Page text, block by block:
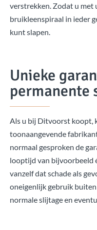
verstrekken. Zodat u met
bruikleenspiraal in ieder
kunt slapen.
Unieke
permanente
Als u bij Ditvoorst koopt,
toonaangevende
normaal gesproken de
looptijd van bijvoorbeeld
vanzelf dat schade als
oneigenlijk gebruik
normale slijtage en